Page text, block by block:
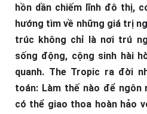
hồn dần chiếm lĩnh đô thị,
hướng tìm về những giá trị
trúc không chỉ là nơi trú
sống động, cộng sinh hài
quanh. The Tropic ra đời
toán: Làm thế nào để
có thể giao thoa hoàn hảo